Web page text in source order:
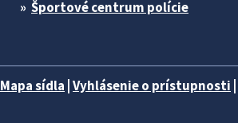
Športové centrum polície
Mapa sídla Vyhlásenie o prístupnosti